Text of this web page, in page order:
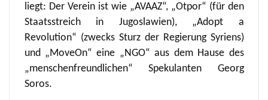
liegt: Der Verein ist wie „AVAAZ“, „Otpor“ (für den
Staatsstreich in Jugoslawien), „Adopt a
Revolution“ (zwecks Sturz der Regierung Syriens)
und „MoveOn“ eine „NGO“ aus dem Hause des
„menschenfreundlichen“ Spekulanten Georg
Soros.